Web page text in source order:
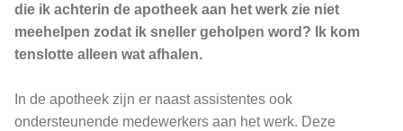
die ik achterin de apotheek aan het werk zie niet
meehelpen zodat ik sneller geholpen word? Ik kom
tenslotte alleen wat afhalen.
In de apotheek zijn er naast assistentes ook
ondersteunende medewerkers aan het werk. Deze